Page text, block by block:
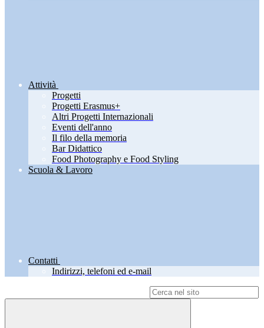
Attività
Progetti
Progetti Erasmus+
Altri Progetti Internazionali
Eventi dell'anno
Il filo della memoria
Bar Didattico
Food Photography e Food Styling
Scuola & Lavoro
Contatti
Indirizzi, telefoni ed e-mail